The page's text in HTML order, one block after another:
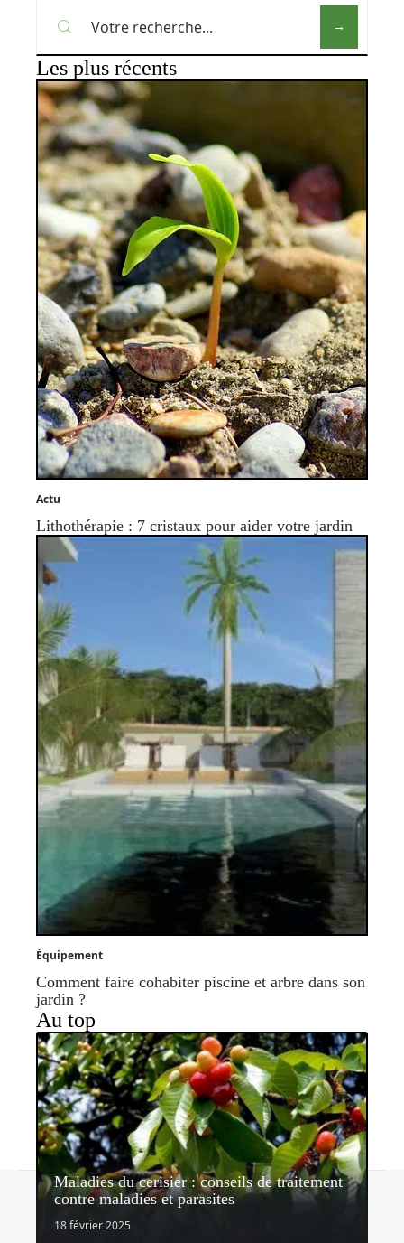
Les plus récents
Actu
Lithothérapie : 7 cristaux pour aider votre jardin
Équipement
Comment faire cohabiter piscine et arbre dans son
jardin ?
Au top
Maladies du cerisier : conseils de traitement
contre maladies et parasites
18 février 2025© 2026 | lemondedujardin.com
Contact Mentions légales Sitemap